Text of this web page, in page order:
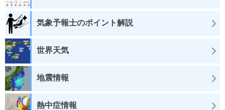
気象予報士のポイント解説
世界天気
地震情報
熱中症情報